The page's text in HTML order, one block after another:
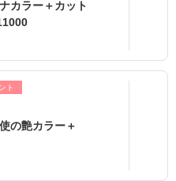
カラー＋カット
ト
の艶カラー＋